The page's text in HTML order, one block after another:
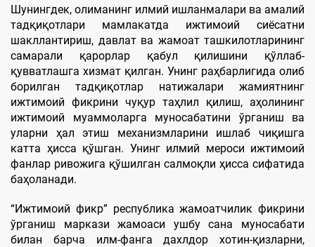
Шунингдек, олиманинг илмий ишланмалари ва амалий
тадқиқотлари мамлакатда ижтимоий сиёсатни
шакллантириш, давлат ва жамоат ташкилотларининг
самарали қарорлар қабул қилишини қўллаб-
қувватлашга хизмат қилган. Унинг раҳбарлигида олиб
борилган тадқиқотлар натижалари жамиятнинг
ижтимоий фикрини чуқур таҳлил қилиш, аҳолининг
ижтимоий муаммоларга муносабатини ўрганиш ва
уларни ҳал этиш механизмларини ишлаб чиқишга
катта ҳисса қўшган. Унинг илмий мероси ижтимоий
фанлар ривожига қўшилган салмоқли ҳисса сифатида
баҳоланади.
“Ижтимоий фикр” республика жамоатчилик фикрини
ўрганиш маркази жамоаси ушбу сана муносабати
билан барча илм-фанга дахлдор хотин-қизларни,